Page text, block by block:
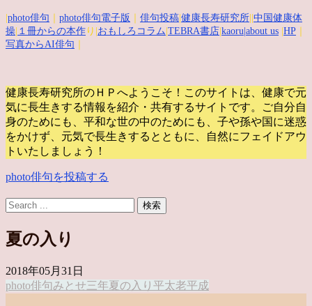
photo俳句 photo俳句電子版 俳句投稿 健康長寿研究所 中国健康体
操 １冊からの本作 り| おもしろコラム TEBRA書店 kaoru |about us HP
写真からAI俳句
健康長寿研究所のＨＰへようこそ！このサイトは、健康で元
気に長生きする情報を紹介・共有するサイトです。
ご自分自
身のためにも、平和な世の中のためにも、子や孫や国に迷惑
をかけず、元気で長生きするとともに、自然にフェイドアウ
トいたしましょう！
photo俳句を投稿する
夏の入り
2018年05月31日
photo俳句みとせ三年夏の入り 平太老平成